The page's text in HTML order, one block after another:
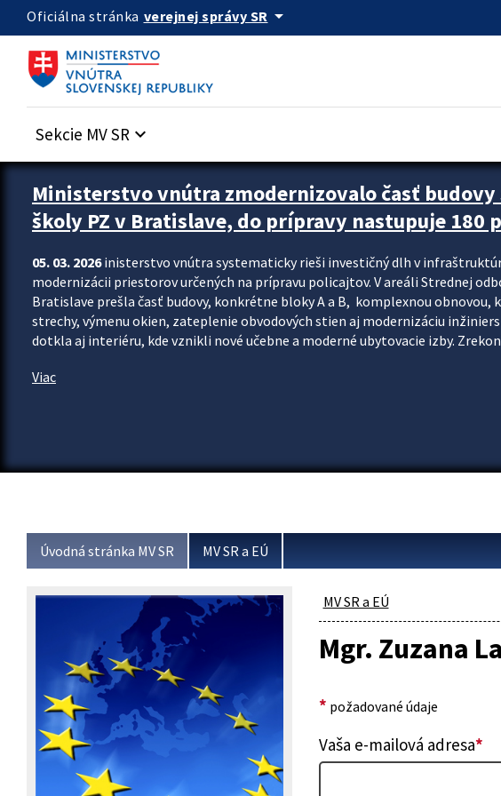
Preskocit na hlavný obsah
Oficiálna stránka verejnej správy SR arrow_drop_down
Sekcie MV SR keyboard_arrow_down
Ministerstvo vnútra zmodernizovalo časť
školy PZ v Bratislave, do prípravy nastupuje 180
05. 03. 2026inisterstvo vnútra systematicky rieši investičný dlh v
modernizácii priestorov určených na prípravu policajtov. V areáli Strednej
Bratislave prešla časť budovy, konkrétne bloky A a B, komplexnou
strechy, výmenu okien, zateplenie obvodových stien aj modernizáciu
dotkla aj interiéru, kde vznikli nové učebne a moderné ubytovacie izby.
Viac
Úvodná stránka MV SR MV SR a EÚ
MV SR a EÚ
Mgr. Zuzana
* požadované údaje
Vaša e-mailová adresa*